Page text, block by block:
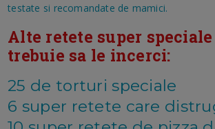
testate si recomandate de mamici.
Alte retete super speciale
trebuie sa le incerci:
25 de torturi speciale
6 super retete care